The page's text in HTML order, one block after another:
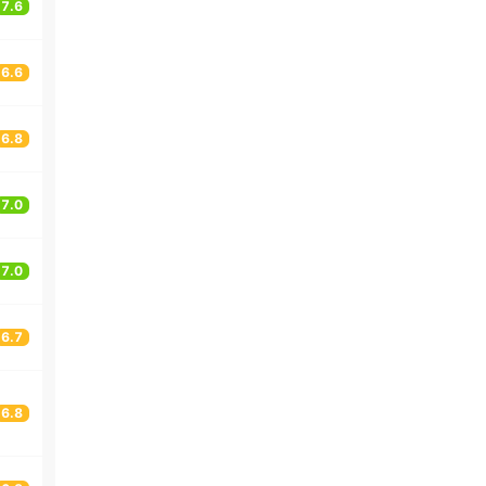
7.6
6.6
6.8
7.0
7.0
6.7
6.8